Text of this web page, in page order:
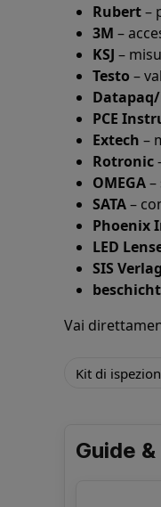
Rubert–
3M –
KSJ –
Testo –
PCE
Extech –
Rotronic
OMEGA
SATA–
Phoenix
LED
SIS Verlag
Vai
Kit di
Guide